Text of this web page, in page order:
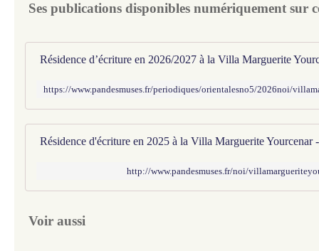
Ses publications disponibles numériquement sur
Résidence d’écriture en 2026/2027 à la Villa Marguerite
http://www.pandesmuses.fr/noi/
Voir aussi